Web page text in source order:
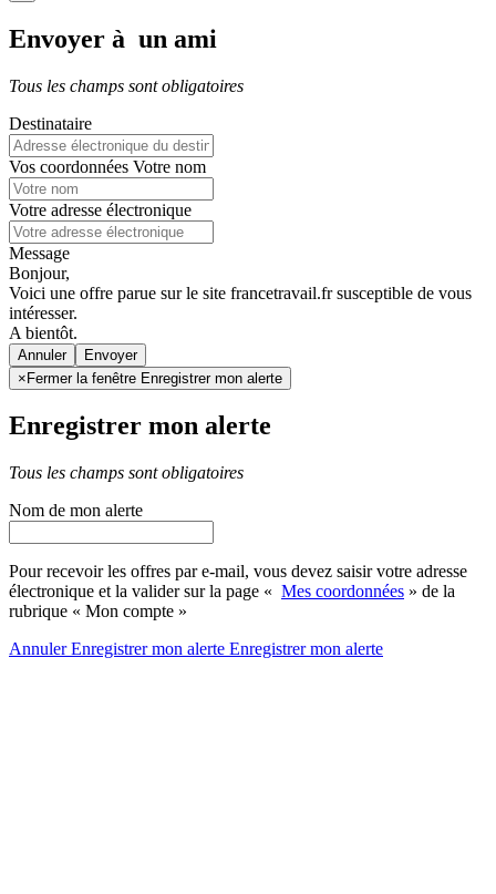
Envoyer à un ami
Tous les champs sont obligatoires
Destinataire
Vos coordonnées Votre nom
Votre adresse électronique
Message
Bonjour,
Voici une offre parue sur le site francetravail.fr susceptible de vous
intéresser.
A bientôt.
Annuler
×Fermer la fenêtre Enregistrer mon alerte
Enregistrer mon alerte
Tous les champs sont obligatoires
Nom de mon alerte
Pour recevoir les offres par e-mail, vous devez saisir votre adresse
électronique et la valider sur la page « Mes coordonnées » de la
rubrique « Mon compte »
AnnulerEnregistrer mon alerte Enregistrermon alerte